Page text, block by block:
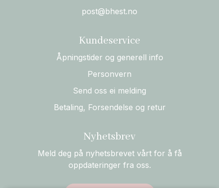
post@bhest.no
Kundeservice
Åpningstider og generell info
Personvern
Send oss ei melding
Betaling, Forsendelse og retur
Nyhetsbrev
Meld deg på nyhetsbrevet vårt for å få
oppdateringer fra oss.